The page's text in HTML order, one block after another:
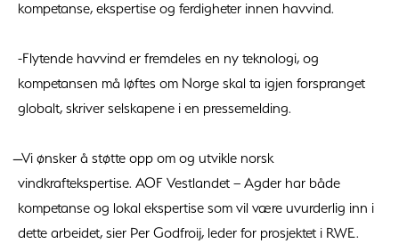
kompetanse, ekspertise og ferdigheter innen havvind.
-Flytende havvind er fremdeles en ny teknologi, og
kompetansen må løftes om Norge skal ta igjen forspranget
globalt, skriver selskapene i en pressemelding.
̶ Vi ønsker å støtte opp om og utvikle norsk
vindkraftekspertise. AOF Vestlandet – Agder har både
kompetanse og lokal ekspertise som vil være uvurderlig inn i
dette arbeidet, sier Per Godfroij, leder for prosjektet i RWE.